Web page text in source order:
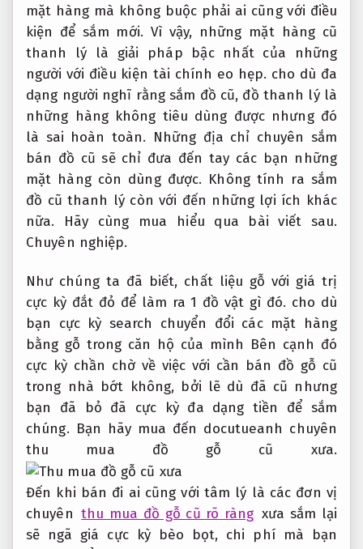
mặt hàng mà không buộc phải ai cũng với điều
kiện để sắm mới. Vì vậy, những mặt hàng cũ
thanh lý là giải pháp bậc nhất của những
người với điều kiện tài chính eo hẹp. cho dù đa
dạng người nghĩ rằng sắm đồ cũ, đồ thanh lý là
những hàng không tiêu dùng được nhưng đó
là sai hoàn toàn. Những địa chỉ chuyên sắm
bán đồ cũ sẽ chỉ đưa đến tay các bạn những
mặt hàng còn dùng được. Không tính ra sắm
đồ cũ thanh lý còn với đến những lợi ích khác
nữa. Hãy cùng mua hiểu qua bài viết sau.
Chuyên nghiệp.
Như chúng ta đã biết, chất liệu gỗ với giá trị
cực kỳ đắt đỏ để làm ra 1 đồ vật gì đó. cho dù
bạn cực kỳ search chuyển đổi các mặt hàng
bằng gỗ trong căn hộ của mình Bên cạnh đó
cực kỳ chần chờ về việc với cần bán đồ gỗ cũ
trong nhà bớt không, bởi lẽ dù đã cũ nhưng
bạn đã bỏ đã cực kỳ đa dạng tiền để sắm
chúng. Bạn hãy mua đến docutueanh chuyên
thu mua đồ gỗ cũ xưa.
Đến khi bán đi ai cũng với tâm lý là các đơn vị
chuyên thu mua đồ gỗ cũ rõ ràng xưa sắm lại
sẽ ngã giá cực kỳ bèo bọt, chi phí mà bạn